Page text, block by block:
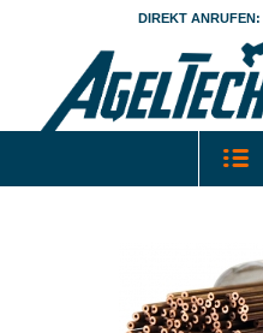
DIREKT ANRUFEN: